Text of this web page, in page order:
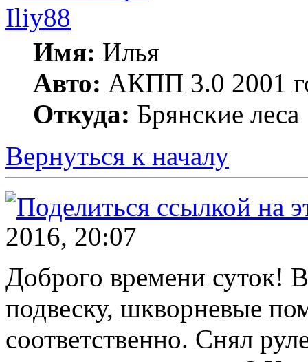
Iliy88
Имя: Илья
Авто: АКПП 3.0 2001
Откуда: Брянские леса
Вернуться к началу
2016, 20:07
Доброго времени суток!
подвеску, шкворневые
соответственно. Снял